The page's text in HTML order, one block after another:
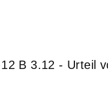
B 3.12 - Urteil